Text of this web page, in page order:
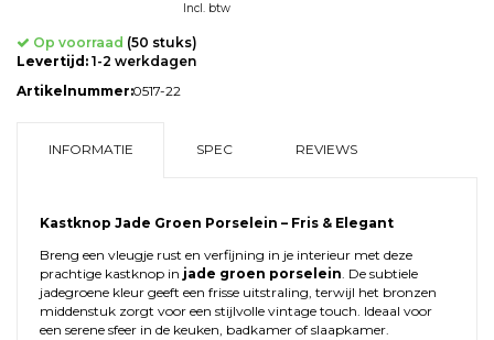
Incl. btw
Op voorraad (50 stuks)
Levertijd: 1-2 werkdagen
Artikelnummer:0517-22
INFORMATIE SPEC REVIEWS
Kastknop Jade Groen Porselein – Fris & Elegant
Breng een vleugje rust en verfijning in je interieur met deze
prachtige kastknop in jade groen porselein. De subtiele
jadegroene kleur geeft een frisse uitstraling, terwijl het bronzen
middenstuk zorgt voor een stijlvolle vintage touch. Ideaal voor
een serene sfeer in de keuken, badkamer of slaapkamer.